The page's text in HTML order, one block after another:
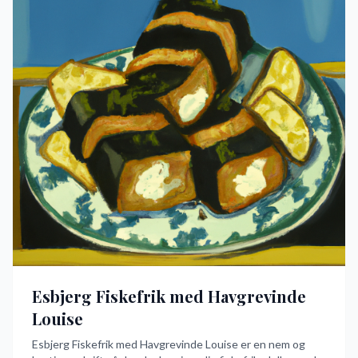
Esbjerg Fiskefrik med Havgrevinde
Louise
Esbjerg Fiskefrik med Havgrevinde Louise er en nem og